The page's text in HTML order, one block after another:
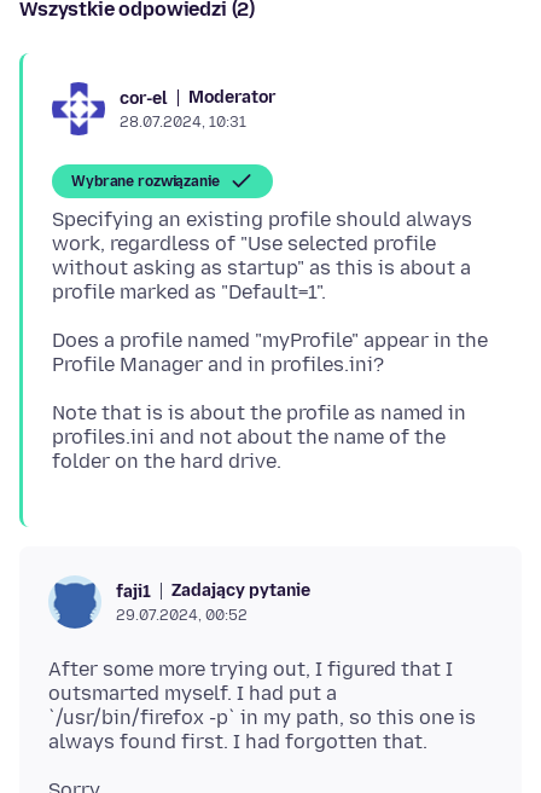
Wszystkie odpowiedzi (2)
cor-el Moderator
28.07.2024, 10:31
Wybrane rozwiązanie
Specifying an existing profile should always
work, regardless of "Use selected profile
without asking as startup" as this is about a
Does a profile named "myProfile" appear in the
Note that is is about the profile as named in
profiles.ini and not about the name of the
faji1 Zadający pytanie
29.07.2024, 00:52
After some more trying out, I figured that I
outsmarted myself. I had put a
`/usr/bin/firefox -p` in my path, so this one is